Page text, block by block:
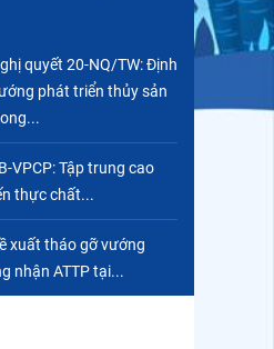
quyết 20-NQ/TW: Định
phát triển thủy sản
VPCP: Tập trung cao
thực chất...
xuất tháo gỡ vướng
nhận ATTP tại...